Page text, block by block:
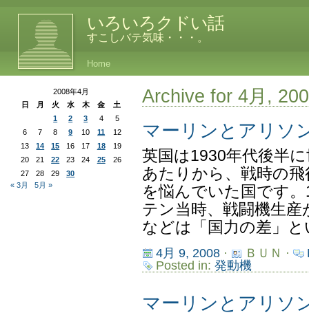
いろいろクドい話
すこしバテ気味・・・。
Home
Archive for 4月,
マーリンとアリ
英国は1930年代後半
あたりから、戦時の
を悩んでいた国です
テン当時、戦闘機生
などは「国力の差」
4月 9, 2008· ＢＵＮ ·
Posted in: 発動機
マーリンとアリソ
2008年4月
日
月 火 水 木 金
土
1
2 3 4
5
6
7 8 9 10 11
12
13
14 15 16 17 18
19
20
21 22 23 24 25
26
27
28 29
30
« 3月
5月 »